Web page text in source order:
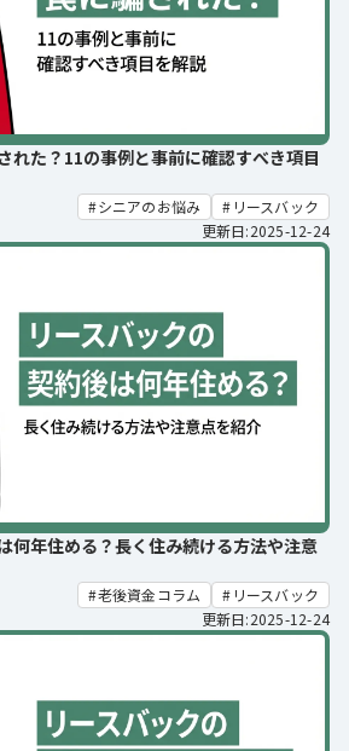
れた？11の事例と事前に確認すべき項目
シニアのお悩み
リースバック
更新日:2025-12-24
何年住める？長く住み続ける方法や注意
老後資金コラム
リースバック
更新日:2025-12-24